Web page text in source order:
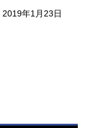
2019年1月23日